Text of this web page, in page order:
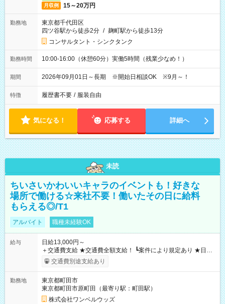
月収例 15～20万円
勤務地
東京都千代田区
四ツ谷駅から徒歩2分 / 麹町駅から徒歩13分
コンサルタント・シンクタンク
勤務時間 10:00-16:00（休憩60分）実働5時間（残業少なめ！）
期間 2026年09月01日～長期 ※開始日相談OK ※9月～！
特徴 履歴書不要 / 服装自由
気になる！ 応募する 詳細へ
未読
ちいさいかわいいキャラのイベントも！好きな
場所で働ける☆来社不要！働いたその日に給料
もらえる◎/T1
アルバイト 職種未経験OK
給与
日給13,000円～
＋交通費支給 ★交通費全額支給！ ┗案件により規定あり ★日払
いOK！（規定あり） ┗働いたその日に現金GET♪ お仕事後はコ
ンビニATMから 日払い分を引き落とせます！ 【試用期間】試
交通費別途支給あり
勤務地
東京都町田市
東京都町田市原町田（最寄り駅：町田駅）
株式会社ワンベルウッズ